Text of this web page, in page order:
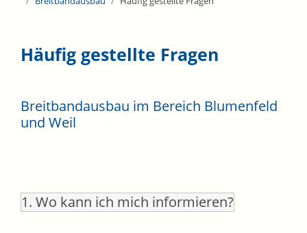
Häufig gestellte Fragen
Breitbandausbau im Bereich Blumenfeld
und Weil
1. Wo kann ich mich informieren?